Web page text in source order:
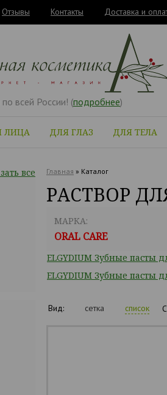
Отзывы Контакты Доставка и
всей России! (подробнее)
ЛИЦА ДЛЯ ГЛАЗ ДЛЯ ТЕЛА
все Главная » Каталог
РАСТВОР
МАРКА:
ORAL CARE
ELGYDIUM Зубные пасты
ELGYDIUM Зубные пасты
Вид: сетка список